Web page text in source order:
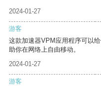
2024-01-27
游客
这款加速器VPM应用程序可以
助你在网络上自由移动。
2024-01-27
游客